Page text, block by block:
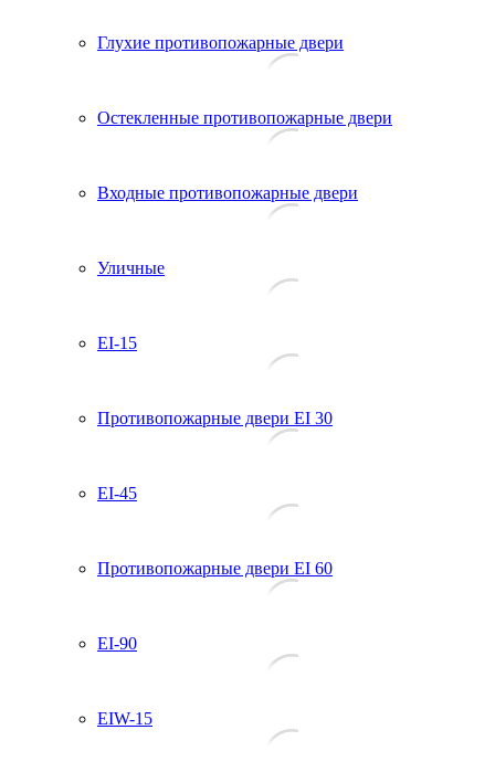
Глухие противопожарные двери
Остекленные противопожарные двери
Входные противопожарные двери
Уличные
EI-15
Противопожарные двери EI 30
EI-45
Противопожарные двери EI 60
EI-90
EIW-15